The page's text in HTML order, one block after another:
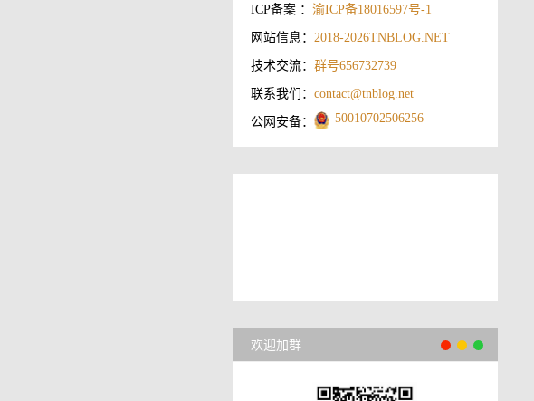
ICP备案 ：渝ICP备18016597号-1
网站信息：2018-2026TNBLOG.NET
技术交流：群号656732739
联系我们：contact@tnblog.net
公网安备： 50010702506256
欢迎加群